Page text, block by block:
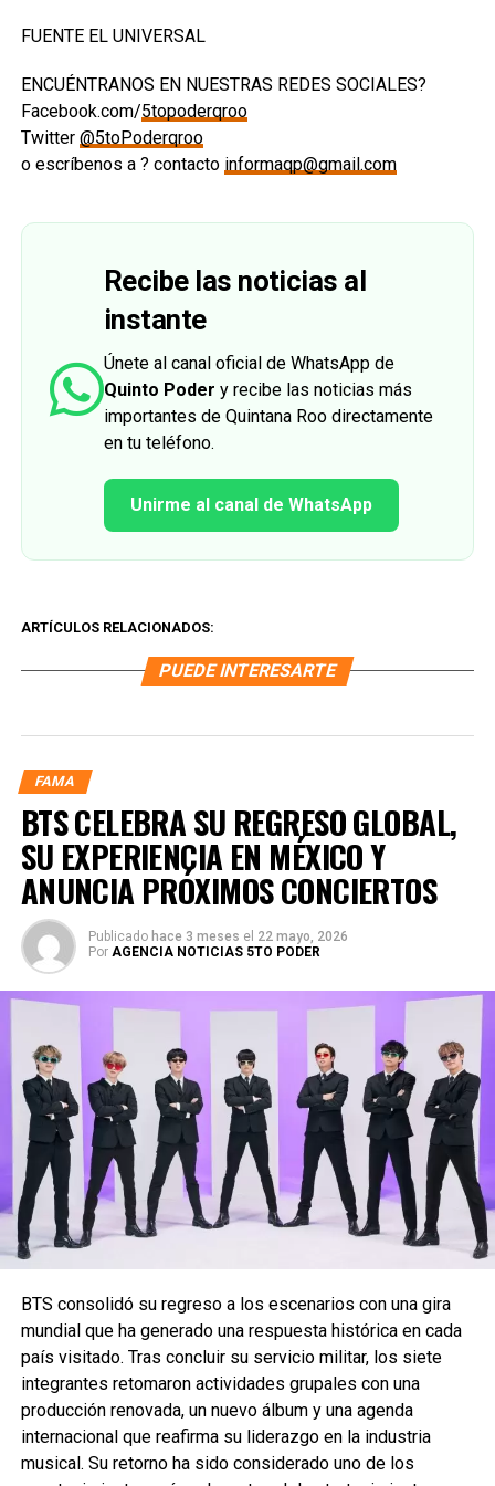
FUENTE EL UNIVERSAL
ENCUÉNTRANOS EN NUESTRAS REDES SOCIALES?
Facebook.com/5topoderqroo
Twitter @5toPoderqroo
o escríbenos a ? contacto informaqp@gmail.com
Recibe las noticias al
instante
Únete al canal oficial de WhatsApp de
Quinto Poder y recibe las noticias más
importantes de Quintana Roo directamente
en tu teléfono.
Unirme al canal de WhatsApp
ARTÍCULOS RELACIONADOS:
PUEDE INTERESARTE
FAMA
BTS CELEBRA SU REGRESO GLOBAL,
SU EXPERIENCIA EN MÉXICO Y
ANUNCIA PRÓXIMOS CONCIERTOS
Publicado hace 3 meses el 22 mayo, 2026
Por AGENCIA NOTICIAS 5TO PODER
BTS consolidó su regreso a los escenarios con una gira
mundial que ha generado una respuesta histórica en cada
país visitado. Tras concluir su servicio militar, los siete
integrantes retomaron actividades grupales con una
producción renovada, un nuevo álbum y una agenda
internacional que reafirma su liderazgo en la industria
musical. Su retorno ha sido considerado uno de los